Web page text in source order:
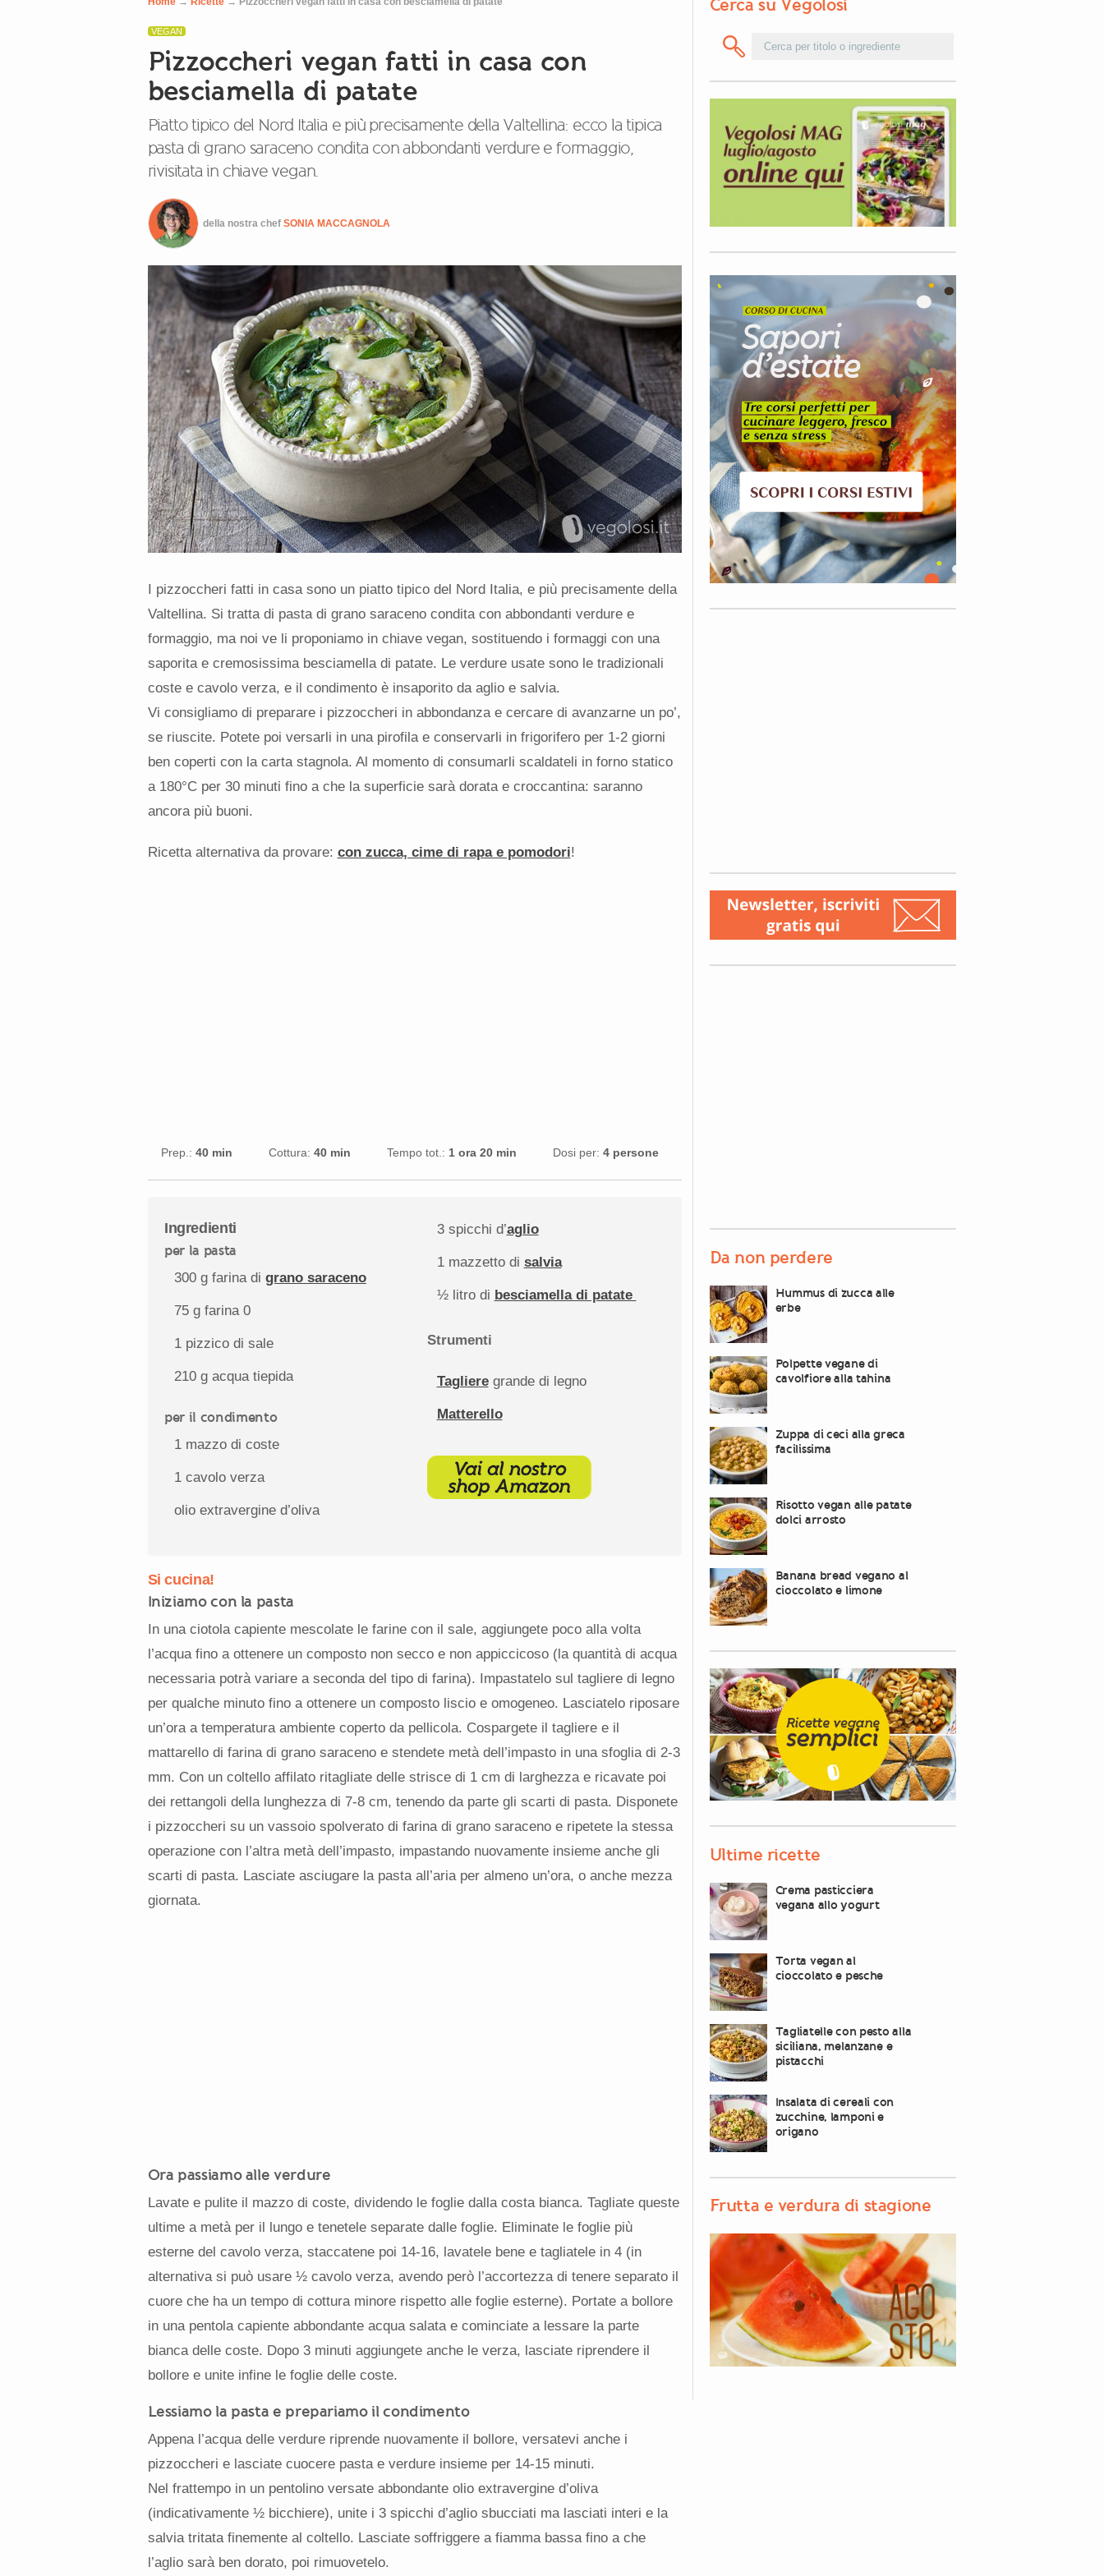
VEGAN
Pizzoccheri vegan fatti in casa con
besciamella di patate
Piatto tipico del Nord Italia e più precisamente della Valtellina: ecco la tipica
pasta di grano saraceno condita con abbondanti verdure e formaggio,
rivisitata in chiave vegan.
della nostra chef SONIA MACCAGNOLA
I pizzoccheri fatti in casa sono un piatto tipico del Nord Italia, e più precisamente della
Valtellina. Si tratta di pasta di grano saraceno condita con abbondanti verdure e
formaggio, ma noi ve li proponiamo in chiave vegan, sostituendo i formaggi con una
saporita e cremosissima besciamella di patate. Le verdure usate sono le tradizionali
coste e cavolo verza, e il condimento è insaporito da aglio e salvia.
Vi consigliamo di preparare i pizzoccheri in abbondanza e cercare di avanzarne un po’,
se riuscite. Potete poi versarli in una pirofila e conservarli in frigorifero per 1-2 giorni
ben coperti con la carta stagnola. Al momento di consumarli scaldateli in forno statico
a 180°C per 30 minuti fino a che la superficie sarà dorata e croccantina: saranno
ancora più buoni.
Ricetta alternativa da provare: con zucca, cime di rapa e pomodori!
Prep.: 40 min Cottura: 40 min Tempo tot.: 1 ora 20 min Dosi per: 4 persone
Ingredienti
per la pasta
300 gfarina di grano saraceno
75 gfarina 0
1pizzico di sale
210 gacqua tiepida
per il condimento
1mazzo di coste
1cavolo verza
olio extravergine d’oliva
3spicchi d’aglio
1mazzetto di salvia
½litro di besciamella di patate
Strumenti
Taglieregrande di legno
Matterello
Si cucina!
Iniziamo con la pasta
In una ciotola capiente mescolate le farine con il sale, aggiungete poco alla volta
l’acqua fino a ottenere un composto non secco e non appiccicoso (la quantità di acqua
necessaria potrà variare a seconda del tipo di farina). Impastatelo sul tagliere di legno
per qualche minuto fino a ottenere un composto liscio e omogeneo. Lasciatelo riposare
un’ora a temperatura ambiente coperto da pellicola. Cospargete il tagliere e il
mattarello di farina di grano saraceno e stendete metà dell’impasto in una sfoglia di 2-3
mm. Con un coltello affilato ritagliate delle strisce di 1 cm di larghezza e ricavate poi
dei rettangoli della lunghezza di 7-8 cm, tenendo da parte gli scarti di pasta. Disponete
i pizzoccheri su un vassoio spolverato di farina di grano saraceno e ripetete la stessa
operazione con l’altra metà dell’impasto, impastando nuovamente insieme anche gli
scarti di pasta. Lasciate asciugare la pasta all’aria per almeno un’ora, o anche mezza
giornata.
Ora passiamo alle verdure
Lavate e pulite il mazzo di coste, dividendo le foglie dalla costa bianca. Tagliate queste
ultime a metà per il lungo e tenetele separate dalle foglie. Eliminate le foglie più
esterne del cavolo verza, staccatene poi 14-16, lavatele bene e tagliatele in 4 (in
alternativa si può usare ½ cavolo verza, avendo però l’accortezza di tenere separato il
cuore che ha un tempo di cottura minore rispetto alle foglie esterne). Portate a bollore
in una pentola capiente abbondante acqua salata e cominciate a lessare la parte
bianca delle coste. Dopo 3 minuti aggiungete anche le verza, lasciate riprendere il
bollore e unite infine le foglie delle coste.
Lessiamo la pasta e prepariamo il condimento
Appena l’acqua delle verdure riprende nuovamente il bollore, versatevi anche i
pizzoccheri e lasciate cuocere pasta e verdure insieme per 14-15 minuti.
Nel frattempo in un pentolino versate abbondante olio extravergine d’oliva
(indicativamente ½ bicchiere), unite i 3 spicchi d’aglio sbucciati ma lasciati interi e la
salvia tritata finemente al coltello. Lasciate soffriggere a fiamma bassa fino a che
l’aglio sarà ben dorato, poi rimuovetelo.
Cerca su Vegolosi
Da non perdere
Hummus di zucca alle
erbe
Polpette vegane di
cavolfiore alla tahina
Zuppa di ceci alla greca
facilissima
Risotto vegan alle patate
dolci arrosto
Banana bread vegano al
cioccolato e limone
Ultime ricette
Crema pasticciera
vegana allo yogurt
Torta vegan al
cioccolato e pesche
Tagliatelle con pesto alla
siciliana, melanzane e
pistacchi
Insalata di cereali con
zucchine, lamponi e
origano
Frutta e verdura di stagione